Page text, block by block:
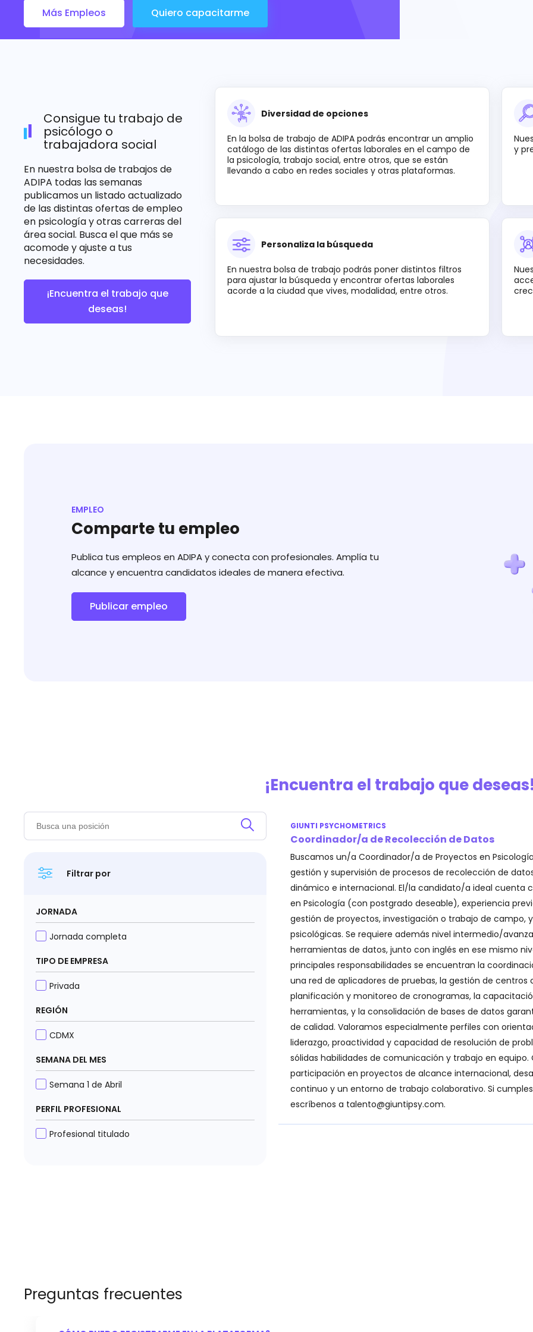
Más Empleos Quiero capacitarme
Consigue tu trabajo de
psicólogo o
trabajadora social
En nuestra bolsa de trabajos de
ADIPA todas las semanas
publicamos un listado actualizado
de las distintas ofertas de empleo
en psicología y otras carreras del
área social. Busca el que más se
acomode y ajuste a tus
necesidades.
¡Encuentra el trabajo que
deseas!
Diversidad de opciones
En la bolsa de trabajo de ADIPA podrás encontrar un amplio
catálogo de las distintas ofertas laborales en el campo de
la psicología, trabajo social, entre otros, que se están
llevando a cabo en redes sociales y otras plataformas.
y
Personaliza la búsqueda
En nuestra bolsa de trabajo podrás poner distintos filtros
para ajustar la búsqueda y encontrar ofertas laborales
acorde a la ciudad que vives, modalidad, entre otros.
EMPLEO
Comparte tu empleo
Publica tus empleos en ADIPA y conecta con profesionales. Amplía tu
alcance y encuentra candidatos ideales de manera efectiva.
Publicar empleo
¡Encuentra el trabajo que
Filtrar por
JORNADA
Jornada completa
TIPO DE EMPRESA
Privada
REGIÓN
CDMX
SEMANA DEL MES
Semana 1 de Abril
PERFIL PROFESIONAL
Profesional titulado
GIUNTI PSYCHOMETRICS
Coordinador/a de Recolección de Datos
Buscamos un/a Coordinador/a de Proyectos en
gestión y supervisión de procesos de recolección de
dinámico e internacional. El/la candidato/a ideal cuenta
en Psicología (con postgrado deseable), experiencia
gestión de proyectos, investigación o trabajo de campo,
psicológicas. Se requiere además nivel intermedio/
herramientas de datos, junto con inglés en ese mismo
principales responsabilidades se encuentran la
una red de aplicadores de pruebas, la gestión de centros
planificación y monitoreo de cronogramas, la
herramientas, y la consolidación de bases de datos
de calidad. Valoramos especialmente perfiles con
liderazgo, proactividad y capacidad de resolución de
sólidas habilidades de comunicación y trabajo en
participación en proyectos de alcance internacional,
continuo y un entorno de trabajo colaborativo. Si
escríbenos a talento@giuntipsy.com.
Preguntas frecuentes